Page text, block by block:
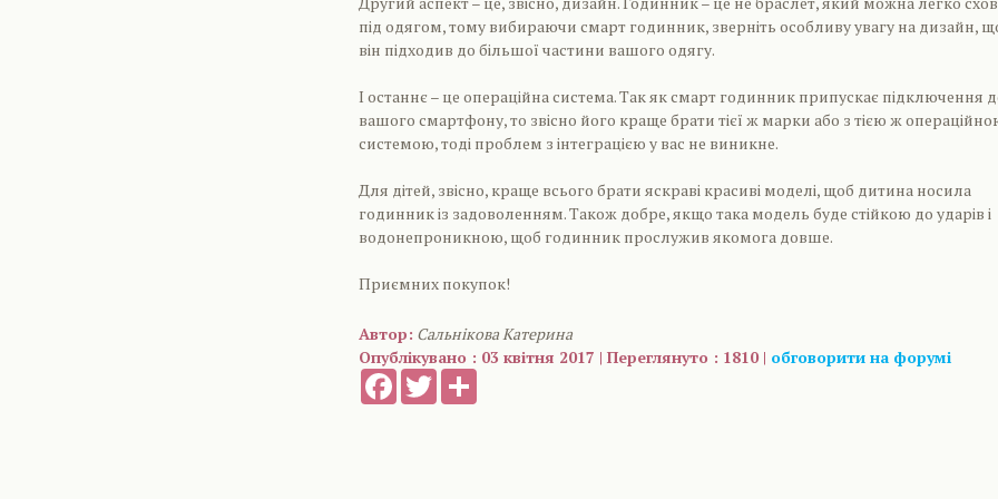
під одягом, тому вибираючи смарт годинник, зверніть особливу увагу на дизайн,
він підходив до більшої частини вашого одягу.
І останнє – це операційна система. Так як смарт годинник припускає підключення
вашого смартфону, то звісно його краще брати тієї ж марки або з тією ж
системою, тоді проблем з інтеграцією у вас не виникне.
Для дітей, звісно, краще всього брати яскраві красиві моделі, щоб дитина носила
годинник із задоволенням. Також добре, якщо така модель буде стійкою до ударів і
водонепроникною, щоб годинник прослужив якомога довше.
Приємних покупок!
Автор: Сальнікова Катерина
Опублікувано : 03 квітня 2017 | Переглянуто : 1810 | обговорити на форумі
FacebookTwitter